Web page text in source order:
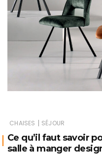
CHAISES | SÉJOUR
Ce qu’il faut savoir
salle à manger